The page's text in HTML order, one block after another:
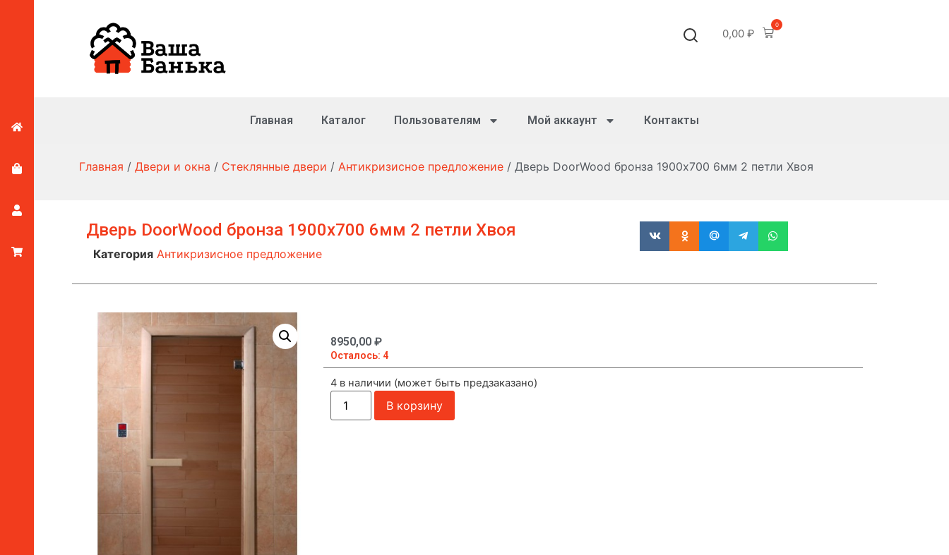
0,00 ₽
0
Главная Каталог Пользователям Мой аккаунт Контакты
Главная / Двери и окна / Стеклянные двери / Антикризисное предложение / Дверь DoorWood бронза 1900х700 6мм 2 петли Хвоя
Дверь DoorWood бронза 1900х700 6мм 2 петли Хвоя
Категория Антикризисное предложение
8950,00 ₽
Осталось: 4
4 в наличии (может быть предзаказано)
В корзину